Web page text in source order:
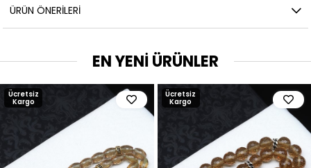
ÜRÜN ÖNERILERI
EN YENİ ÜRÜNLER
Ücretsiz
Kargo
Ücretsiz
Kargo